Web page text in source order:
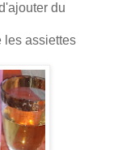
du
les assiettes